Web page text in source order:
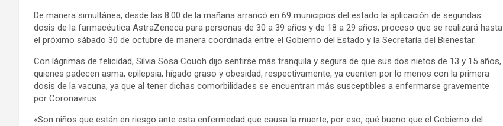
De manera simultánea, desde las 8:00 de la mañana arrancó en 69 municipios del estado la aplicación de segundas
dosis de la farmacéutica AstraZeneca para personas de 30 a 39 años y de 18 a 29 años, proceso que se realizará hasta
el próximo sábado 30 de octubre de manera coordinada entre el Gobierno del Estado y la Secretaría del Bienestar.
Con lágrimas de felicidad, Silvia Sosa Couoh dijo sentirse más tranquila y segura de que sus dos nietos de 13 y 15 años,
quienes padecen asma, epilepsia, hígado graso y obesidad, respectivamente, ya cuenten por lo menos con la primera
dosis de la vacuna, ya que al tener dichas comorbilidades se encuentran más susceptibles a enfermarse gravemente
por Coronavirus.
«Son niños que están en riesgo ante esta enfermedad que causa la muerte, por eso, qué bueno que el Gobierno del